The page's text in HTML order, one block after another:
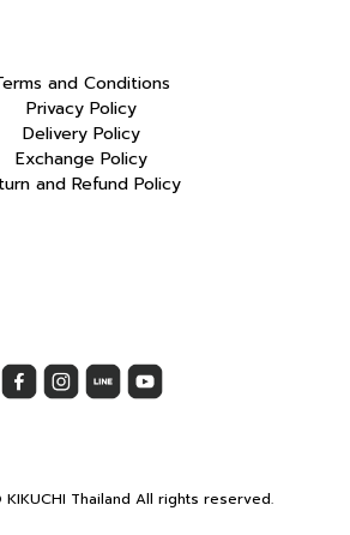
and Conditions
Privacy Policy
Delivery Policy
Exchange Policy
and Refund Policy
Thailand All rights reserved.